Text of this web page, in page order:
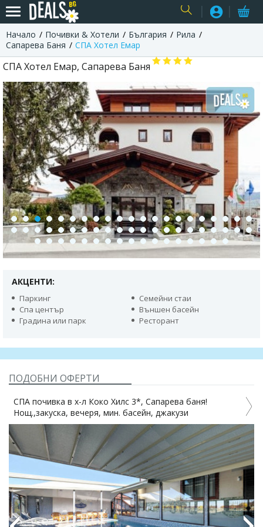
Начало Почивки & Хотели България
Рила
Сапарева Баня
СПА Хотел Емар
СПА Хотел Емар, Сапарева Баня
АКЦЕНТИ:
Паркинг
Семейни стаи
Спа център
Външен басейн
Градина или парк
Ресторант
ПОДОБНИ ОФЕРТИ
СПА почивка в х-л Коко Хилс 3*, Сапарева баня!
Нощ.,закуска, вечеря, мин. басейн, джакузи